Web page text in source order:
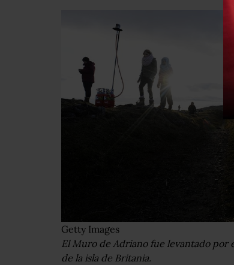
Getty Images
El Muro de Adriano fue levantado
de la isla de Britania.